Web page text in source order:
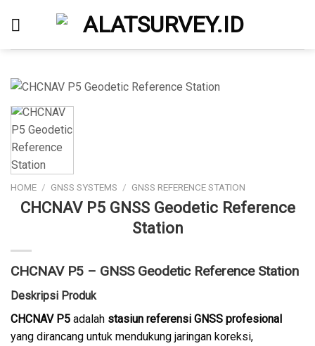
HOME / GNSS SYSTEMS / GNSS REFERENCE STATION
CHCNAV P5 GNSS Geodetic Reference
Station
CHCNAV P5 – GNSS Geodetic Reference Station
Deskripsi Produk
CHCNAV P5 adalah stasiun referensi GNSS profesional
yang dirancang untuk mendukung jaringan koreksi,